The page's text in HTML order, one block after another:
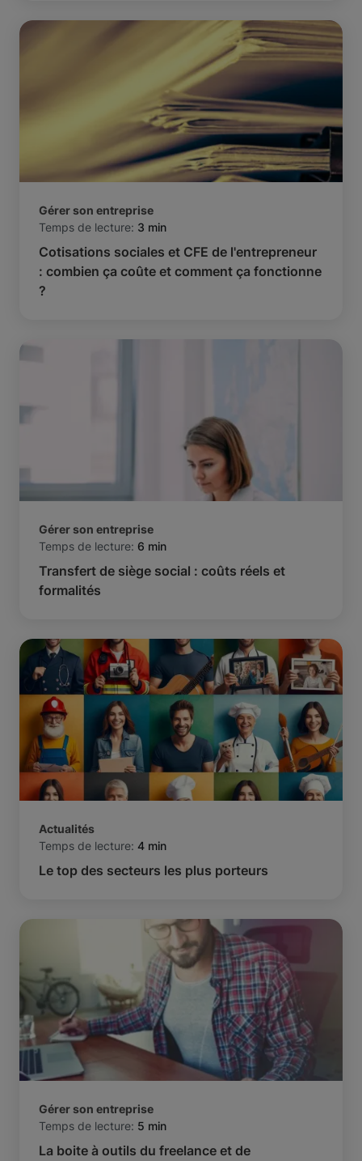
Gérer son entreprise
Temps de lecture: 3 min
Cotisations sociales et CFE de l'entrepreneur
: combien ça coûte et comment ça fonctionne
?
Gérer son entreprise
Temps de lecture: 6 min
Transfert de siège social : coûts réels et
formalités
Actualités
Temps de lecture: 4 min
Le top des secteurs les plus porteurs
Gérer son entreprise
Temps de lecture: 5 min
La boite à outils du freelance et de